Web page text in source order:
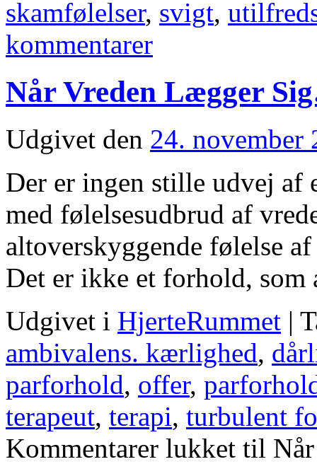
skamfølelser, svigt,
kommentarer
Når Vreden Lægger
Udgivet den 24. november
Der er ingen stille udvej af
med følelsesudbrud af
altoverskyggende følelse
Det er ikke et forhold,
Udgivet i HjerteRummet |
ambivalens. kærlighed,
parforhold, offer,
terapeut, terapi, turbulent
Kommentarer lukket til